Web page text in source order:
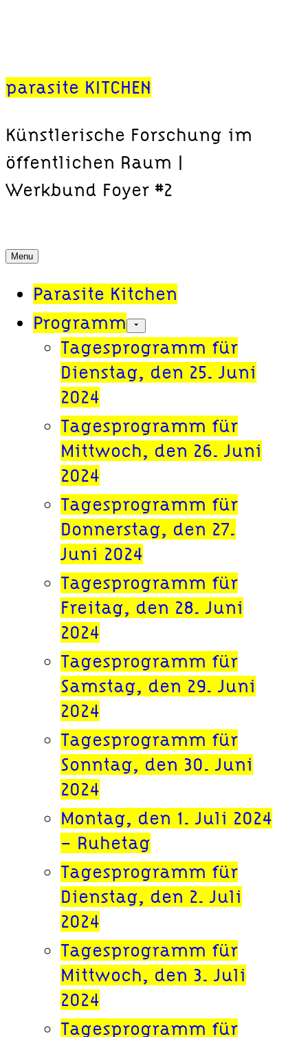
Skip
to
content
parasite KITCHEN
Künstlerische Forschung im
öffentlichen Raum |
Werkbund Foyer #2
Menu
Parasite Kitchen
Programm
submenu
Tagesprogramm für
Dienstag, den 25. Juni
2024
Tagesprogramm für
Mittwoch, den 26. Juni
2024
Tagesprogramm für
Donnerstag, den 27.
Juni 2024
Tagesprogramm für
Freitag, den 28. Juni
2024
Tagesprogramm für
Samstag, den 29. Juni
2024
Tagesprogramm für
Sonntag, den 30. Juni
2024
Montag, den 1. Juli 2024
– Ruhetag
Tagesprogramm für
Dienstag, den 2. Juli
2024
Tagesprogramm für
Mittwoch, den 3. Juli
2024
Tagesprogramm für